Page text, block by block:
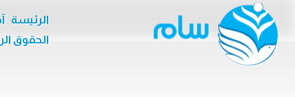
الرئيسة
الحقوق